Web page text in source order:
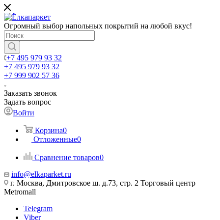
Огромный выбор напольных покрытий на любой вкус!
+7 495 979 93 32
+7 495 979 93 32
+7 999 902 57 36
Заказать звонок
Задать вопрос
Войти
Корзина0
Отложенные0
Сравнение товаров0
info@elkaparket.ru
г. Москва, Дмитровское ш. д.73, стр. 2 Торговый центр
Metromall
Telegram
Viber